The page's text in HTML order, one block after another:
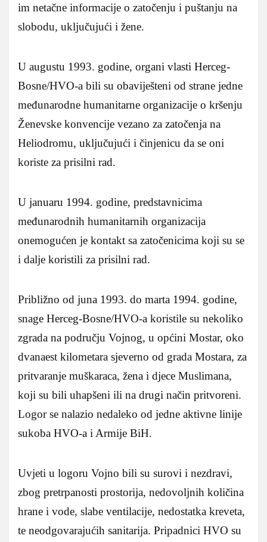
im netačne informacije o zatočenju i puštanju na
slobodu, uključujući i žene.
U augustu 1993. godine, organi vlasti Herceg-
Bosne/HVO-a bili su obaviješteni od strane jedne
međunarodne humanitarne organizacije o kršenju
Ženevske konvencije vezano za zatočenja na
Heliodromu, uključujući i činjenicu da se oni
koriste za prisilni rad.
U januaru 1994. godine, predstavnicima
međunarodnih humanitarnih organizacija
onemogućen je kontakt sa zatočenicima koji su se
i dalje koristili za prisilni rad.
Približno od juna 1993. do marta 1994. godine,
snage Herceg-Bosne/HVO-a koristile su nekoliko
zgrada na području Vojnog, u općini Mostar, oko
dvanaest kilometara sjeverno od grada Mostara, za
pritvaranje muškaraca, žena i djece Muslimana,
koji su bili uhapšeni ili na drugi način pritvoreni.
Logor se nalazio nedaleko od jedne aktivne linije
sukoba HVO-a i Armije BiH.
Uvjeti u logoru Vojno bili su surovi i nezdravi,
zbog pretrpanosti prostorija, nedovoljnih količina
hrane i vode, slabe ventilacije, nedostatka kreveta,
te neodgovarajućih sanitarija. Pripadnici HVO su